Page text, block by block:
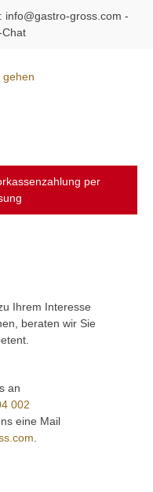
info@gastro-gross.com -
per
Ihrem Interesse
beraten wir Sie
an
002
eine Mail